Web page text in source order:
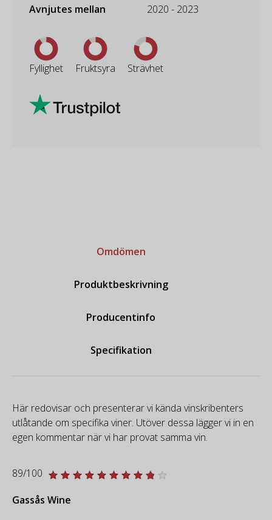
Avnjutes mellan
2020 - 2023
Fyllighet Fruktsyra Strävhet
Omdömen
Produktbeskrivning
Producentinfo
Specifikation
Här redovisar och presenterar vi kända vinskribenters
utlåtande om specifika viner. Utöver dessa lägger vi in en
egen kommentar när vi har provat samma vin.
89/100
Gassås Wine